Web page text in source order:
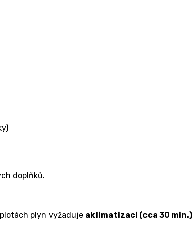
doplňků.
plyn vyžaduje aklimatizaci (cca 30 min.)